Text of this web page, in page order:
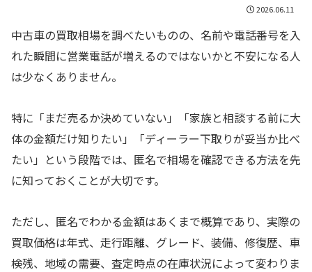
2026.06.11
中古車の買取相場を調べたいものの、名前や電話番号を入
れた瞬間に営業電話が増えるのではないかと不安になる人
は少なくありません。
特に「まだ売るか決めていない」「家族と相談する前に大
体の金額だけ知りたい」「ディーラー下取りが妥当か比べ
たい」という段階では、匿名で相場を確認できる方法を先
に知っておくことが大切です。
ただし、匿名でわかる金額はあくまで概算であり、実際の
買取価格は年式、走行距離、グレード、装備、修復歴、車
検残、地域の需要、査定時点の在庫状況によって変わりま